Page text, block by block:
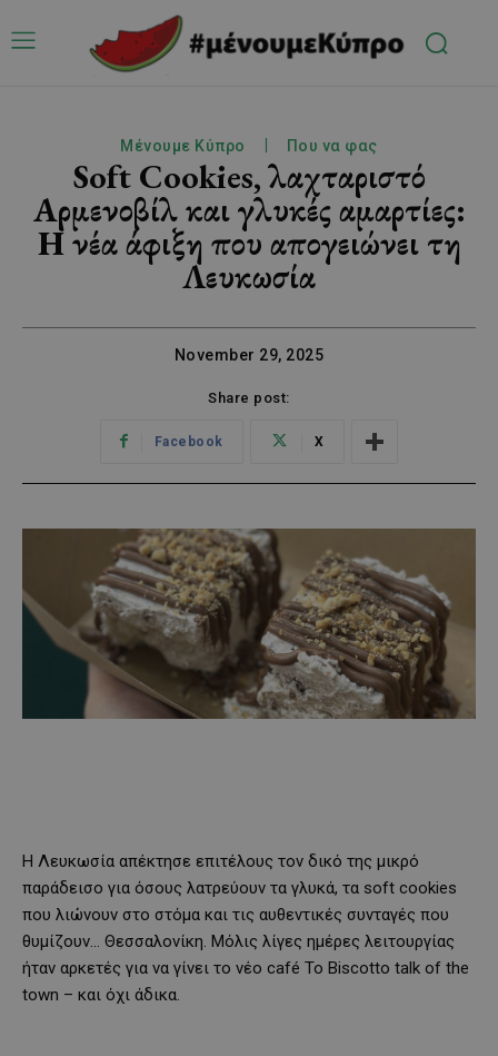
Μένουμε Κύπρο Που να φας
Soft Cookies, λαχταριστό
Αρμενοβίλ και γλυκές αμαρτίες:
Η νέα άφιξη που απογειώνει τη
Λευκωσία
November 29, 2025
Share post:
Facebook X
Η Λευκωσία απέκτησε επιτέλους τον δικό της μικρό
παράδεισο για όσους λατρεύουν τα γλυκά, τα soft cookies
που λιώνουν στο στόμα και τις αυθεντικές συνταγές που
θυμίζουν… Θεσσαλονίκη. Μόλις λίγες ημέρες λειτουργίας
ήταν αρκετές για να γίνει το νέο café To Biscotto talk of the
town – και όχι άδικα.